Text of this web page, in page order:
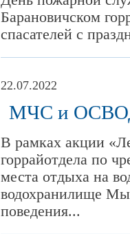
Барановичском
спасателей с
22.07.2022
МЧС и ОСВОД
В рамках акции
горрайотдела по
места отдыха на
водохранилище
поведения...